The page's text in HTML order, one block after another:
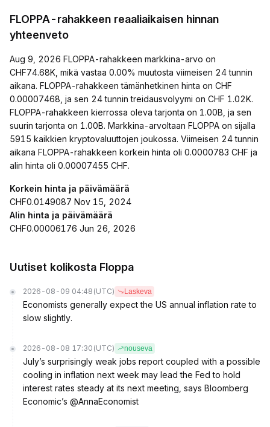
FLOPPA-rahakkeen reaaliaikaisen hinnan
yhteenveto
Aug 9, 2026 FLOPPA-rahakkeen markkina-arvo on
CHF74.68K, mikä vastaa 0.00% muutosta viimeisen 24 tunnin
aikana. FLOPPA-rahakkeen tämänhetkinen hinta on CHF
0.00007468, ja sen 24 tunnin treidausvolyymi on CHF 1.02K.
FLOPPA-rahakkeen kierrossa oleva tarjonta on 1.00B, ja sen
suurin tarjonta on 1.00B. Markkina-arvoltaan FLOPPA on sijalla
5915 kaikkien kryptovaluuttojen joukossa. Viimeisen 24 tunnin
aikana FLOPPA-rahakkeen korkein hinta oli 0.0000783 CHF ja
alin hinta oli 0.00007455 CHF.
Korkein hinta ja päivämäärä
CHF0.0149087 Nov 15, 2024
Alin hinta ja päivämäärä
CHF0.00006176 Jun 26, 2026
Uutiset kolikosta Floppa
2026-08-09 04:48 (UTC) Laskeva
Economists generally expect the US annual inflation rate to
slow slightly.
2026-08-08 17:30 (UTC) nouseva
July’s surprisingly weak jobs report coupled with a possible
cooling in inflation next week may lead the Fed to hold
interest rates steady at its next meeting, says Bloomberg
Economic’s @AnnaEconomist